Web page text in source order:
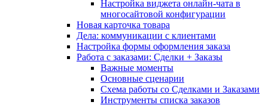
Настройка виджета онлайн-чата в
многосайтовой конфигурации
Новая карточка товара
Дела: коммуникации с клиентами
Настройка формы оформления заказа
Работа с заказами: Сделки + Заказы
Важные моменты
Основные сценарии
Схема работы со Сделками и Заказами
Инструменты списка заказов